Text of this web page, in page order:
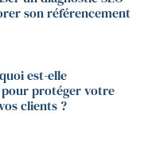
son référencement
est-elle
pour protéger votre
clients ?